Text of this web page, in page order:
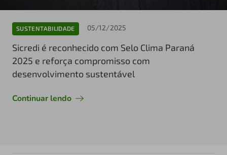
SUSTENTABILIDADE 05/12/2025
Sicredi é reconhecido com Selo Clima Paraná
2025 e reforça compromisso com
desenvolvimento sustentável
Continuar lendo